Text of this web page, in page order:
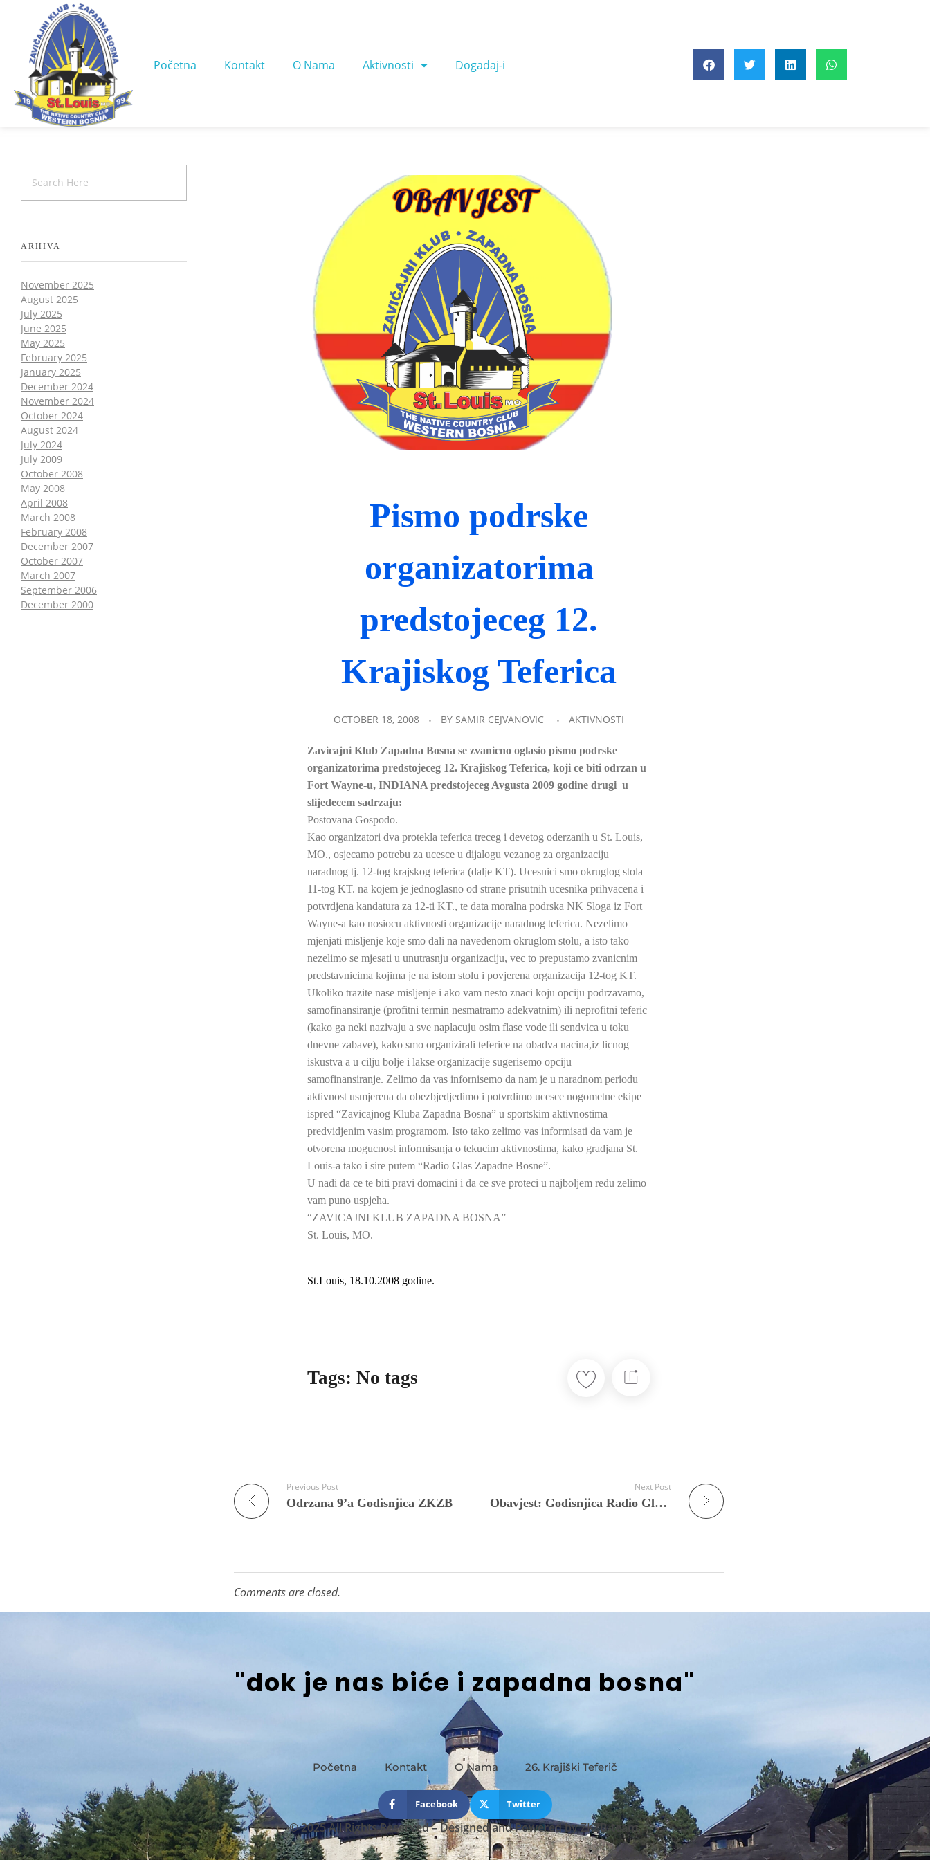
Početna Kontakt O Nama Aktivnosti Događaj-i
Pismo podrske
organizatorima
predstojeceg 12.
Krajiskog Teferica
OCTOBER 18, 2008 BY SAMIR CEJVANOVIC AKTIVNOSTI
Zavicajni Klub Zapadna Bosna se zvanicno oglasio pismo podrske
organizatorima predstojeceg 12. Krajiskog Teferica, koji ce biti odrzan u
Fort Wayne-u, INDIANA predstojeceg Avgusta 2009 godine drugi u
slijedecem sadrzaju:
Postovana Gospodo.
Kao organizatori dva protekla teferica treceg i devetog oderzanih u St. Louis,
MO., osjecamo potrebu za ucesce u dijalogu vezanog za organizaciju
naradnog tj. 12-tog krajskog teferica (dalje KT). Ucesnici smo okruglog stola
11-tog KT. na kojem je jednoglasno od strane prisutnih ucesnika prihvacena i
potvrdjena kandatura za 12-ti KT., te data moralna podrska NK Sloga iz Fort
Wayne-a kao nosiocu aktivnosti organizacije naradnog teferica. Nezelimo
mjenjati misljenje koje smo dali na navedenom okruglom stolu, a isto tako
nezelimo se mjesati u unutrasnju organizaciju, vec to prepustamo zvanicnim
predstavnicima kojima je na istom stolu i povjerena organizacija 12-tog KT.
Ukoliko trazite nase misljenje i ako vam nesto znaci koju opciju podrzavamo,
samofinansiranje (profitni termin nesmatramo adekvatnim) ili neprofitni teferic
(kako ga neki nazivaju a sve naplacuju osim flase vode ili sendvica u toku
dnevne zabave), kako smo organizirali teferice na obadva nacina,iz licnog
iskustva a u cilju bolje i lakse organizacije sugerisemo opciju
samofinansiranje. Zelimo da vas infornisemo da nam je u naradnom periodu
aktivnost usmjerena da obezbjedjedimo i potvrdimo ucesce nogometne ekipe
ispred “Zavicajnog Kluba Zapadna Bosna” u sportskim aktivnostima
predvidjenim vasim programom. Isto tako zelimo vas informisati da vam je
otvorena mogucnost informisanja o tekucim aktivnostima, kako gradjana St.
Louis-a tako i sire putem “Radio Glas Zapadne Bosne”.
U nadi da ce te biti pravi domacini i da ce sve proteci u najboljem redu zelimo
vam puno uspjeha.
“ZAVICAJNI KLUB ZAPADNA BOSNA”
St. Louis, MO.
St.Louis, 18.10.2008 godine.
Tags: No tags
Previous Post
Odrzana 9’a Godisnjica ZKZB
Next Post
Obavjest: Godisnjica Radio Glas Zapadna Bosna 07.02.2009
Comments are closed.
ARHIVA
November 2025
August 2025
July 2025
June 2025
May 2025
February 2025
January 2025
December 2024
November 2024
October 2024
August 2024
July 2024
July 2009
October 2008
May 2008
April 2008
March 2008
February 2008
December 2007
October 2007
March 2007
September 2006
December 2000
"dok je nas biće i zapadna bosna"
Početna Kontakt O Nama 26. Krajiški Teferič
Facebook Twitter
© 2025 All Rights Reserved–Designed and Powered byZKZB-team.